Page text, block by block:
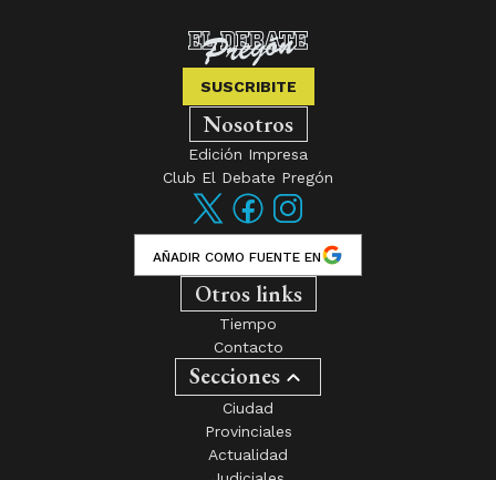
SUSCRIBITE
Nosotros
Edición Impresa
Club El Debate Pregón
AÑADIR COMO FUENTE EN
Otros links
Tiempo
Contacto
Secciones
Ciudad
Provinciales
Actualidad